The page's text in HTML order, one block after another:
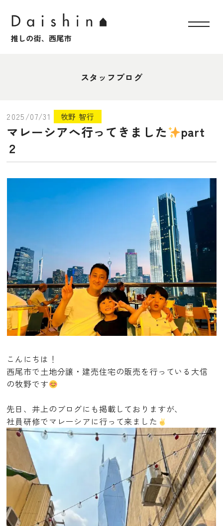
スタッフブログ
2025/07/31 牧野 智行
マレーシアへ行ってきました
part
２
こんにちは！
西尾市で土地分譲・建売住宅の販売を行っている大信
の牧野です
先日、井上のブログにも掲載しておりますが、
社員研修でマレーシアに行って来ました